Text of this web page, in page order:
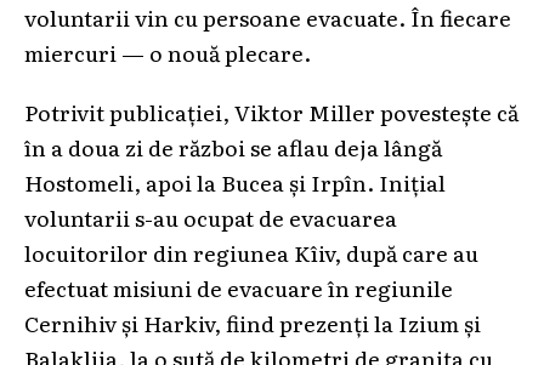
voluntarii vin cu persoane evacuate. În fiecare
miercuri — o nouă plecare.
Potrivit publicației, Viktor Mіller povestește că
în a doua zi de război se aflau deja lângă
Hostomeli, apoi la Bucea și Irpîn. Inițial
voluntarii s-au ocupat de evacuarea
locuitorilor din regiunea Kîiv, după care au
efectuat misiuni de evacuare în regiunile
Cernihiv și Harkiv, fiind prezenți la Izium și
Balakliia, la o sută de kilometri de granița cu